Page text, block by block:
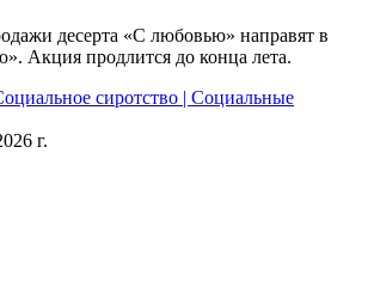
десерта «С любовью» направят в
Акция продлится до конца лета.
сиротство | Социальные
г.